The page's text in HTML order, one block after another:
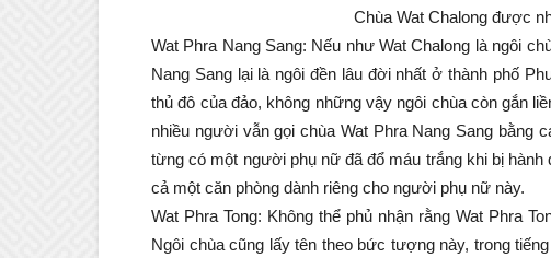
Chùa Wat Chalong được
Wat Phra Nang Sang: Nếu như Wat Chalong là ngôi
Nang Sang lại là ngôi đền lâu đời nhất ở thành phố
thủ đô của đảo, không những vậy ngôi chùa còn gắn
nhiều người vẫn gọi chùa Wat Phra Nang Sang bằng
từng có một người phụ nữ đã đổ máu trắng khi bị
cả một căn phòng dành riêng cho người phụ nữ này.
Wat Phra Tong: Không thể phủ nhận rằng Wat Phra
Ngôi chùa cũng lấy tên theo bức tượng này, trong